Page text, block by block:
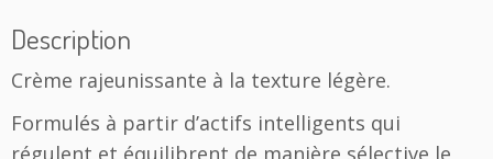
a
m
r
Description
Crème rajeunissante à la texture légère.
Formulés à partir d’actifs intelligents qui